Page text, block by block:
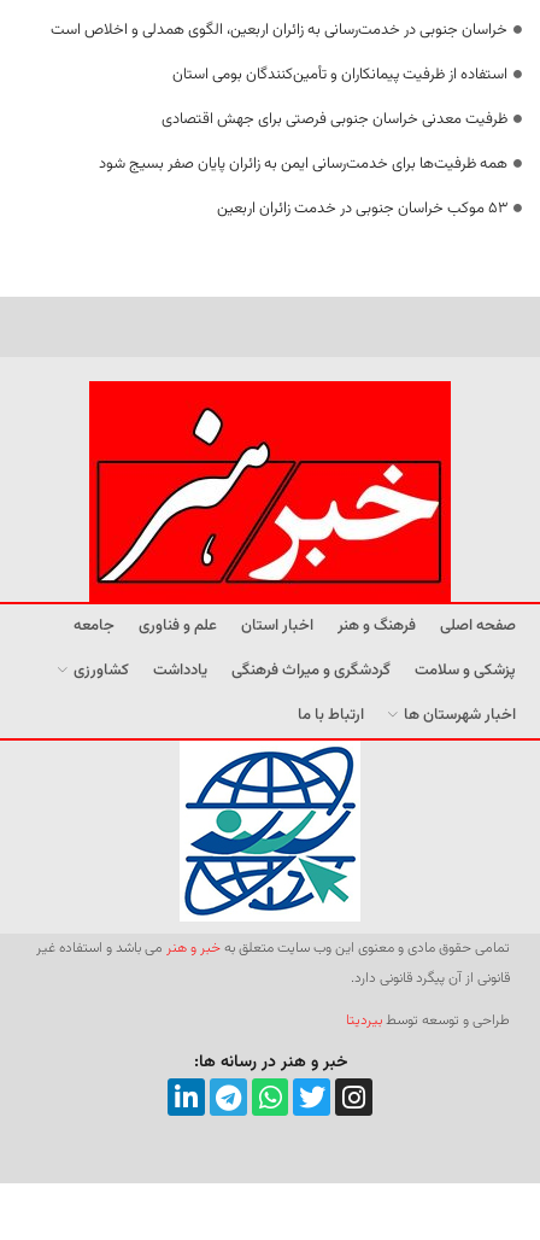
خراسان جنوبی در خدمت‌رسانی به زائران اربعین، الگوی همدلی و اخلاص است
استفاده از ظرفیت پیمانکاران و تأمین‌کنندگان بومی استان
ظرفیت معدنی خراسان جنوبی فرصتی برای جهش اقتصادی
همه ظرفیت‌ها برای خدمت‌رسانی ایمن به زائران پایان صفر بسیج شود
53 موکب خراسان جنوبی در خدمت زائران اربعین
صفحه اصلی فرهنگ و هنر اخبار استان علم و فناوری
جامعه
پزشکی و سلامت
گردشگری و میراث فرهنگی یادداشت
کشاورزی
اخبار شهرستان ها
ارتباط با ما
تمامی حقوق مادی و معنوی این وب سایت متعلق بهخبر و هنر می باشد و استفاده غیر
قانونی از آن پیگرد قانونی دارد.
طراحی و توسعه توسطبیردیتا
خبر و هنر در رسانه ها: